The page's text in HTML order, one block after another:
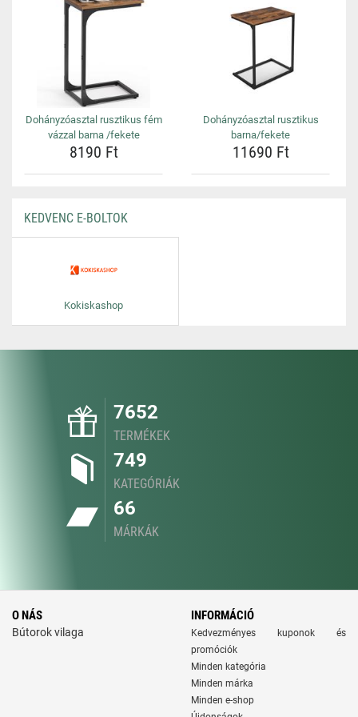
Dohányzóasztal rusztikus fém
vázzal barna /fekete
8190 Ft
Dohányzóasztal rusztikus
barna/fekete
11690 Ft
KEDVENC E-BOLTOK
Kokiskashop
7652
TERMÉKEK
749
KATEGÓRIÁK
66
MÁRKÁK
O NÁS
Bútorok vilaga
INFORMÁCIÓ
Kedvezményes kuponok és
promóciók
Minden kategória
Minden márka
Minden e-shop